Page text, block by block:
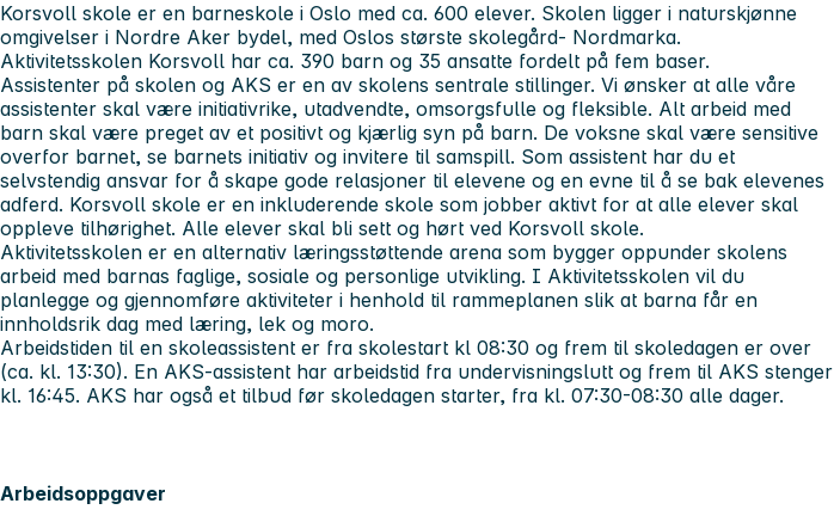
Korsvoll skole er en barneskole i Oslo med ca. 600 elever. Skolen ligger i naturskjønne
omgivelser i Nordre Aker bydel, med Oslos største skolegård- Nordmarka.
Aktivitetsskolen Korsvoll har ca. 390 barn og 35 ansatte fordelt på fem baser.
Assistenter på skolen og AKS er en av skolens sentrale stillinger. Vi ønsker at alle våre
assistenter skal være initiativrike, utadvendte, omsorgsfulle og fleksible. Alt arbeid med
barn skal være preget av et positivt og kjærlig syn på barn. De voksne skal være sensitive
overfor barnet, se barnets initiativ og invitere til samspill. Som assistent har du et
selvstendig ansvar for å skape gode relasjoner til elevene og en evne til å se bak elevenes
adferd. Korsvoll skole er en inkluderende skole som jobber aktivt for at alle elever skal
oppleve tilhørighet. Alle elever skal bli sett og hørt ved Korsvoll skole.
Aktivitetsskolen er en alternativ læringsstøttende arena som bygger oppunder skolens
arbeid med barnas faglige, sosiale og personlige utvikling. I Aktivitetsskolen vil du
planlegge og gjennomføre aktiviteter i henhold til rammeplanen slik at barna får en
innholdsrik dag med læring, lek og moro.
Arbeidstiden til en skoleassistent er fra skolestart kl 08:30 og frem til skoledagen er over
(ca. kl. 13:30). En AKS-assistent har arbeidstid fra undervisningslutt og frem til AKS stenger
kl. 16:45. AKS har også et tilbud før skoledagen starter, fra kl. 07:30-08:30 alle dager.
Arbeidsoppgaver